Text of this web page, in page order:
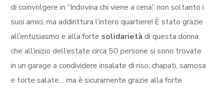
di coinvolgere in “Indovina chi viene a cena” non soltanto i
suoi amici, ma addirittura l’intero quartiere! È stato grazie
all’entusiasmo e alla forte solidarietà di questa donna
che all’inizio dell’estate circa 50 persone si sono trovate
in un garage a condividere insalate di riso, chapati, samosa
e torte salate… ma è sicuramente grazie alla forte